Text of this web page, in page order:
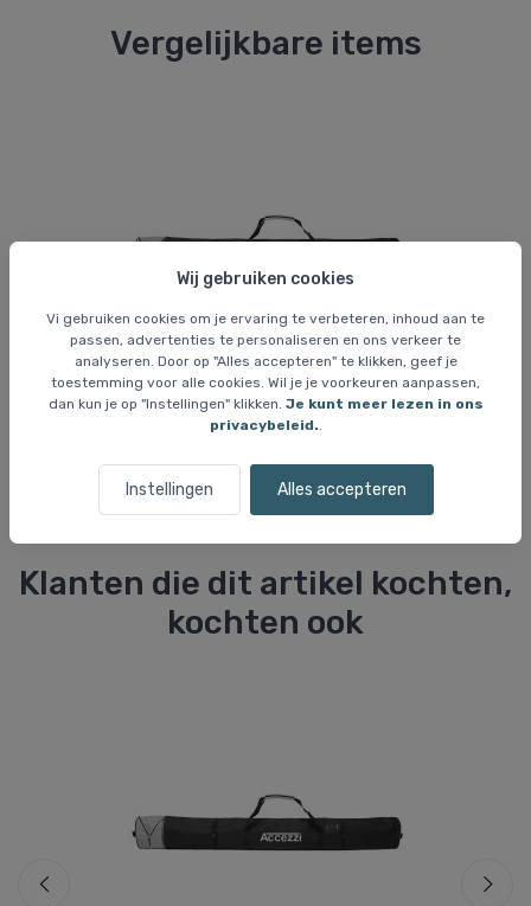
Wij gebruiken cookies
Vi gebruiken cookies om je ervaring te verbeteren, inhoud aan te
passen, advertenties te personaliseren en ons verkeer te
analyseren. Door op "Alles accepteren" te klikken, geef je
toestemming voor alle cookies. Wil je je voorkeuren aanpassen,
dan kun je op "Instellingen" klikken. Je kunt meer lezen in ons
privacybeleid..
Instellingen Alles accepteren
Vergelijkbare items
Skitassen
Accezzi Corvara Vario skitas
45 EUR
Klanten die dit artikel kochten,
kochten ook